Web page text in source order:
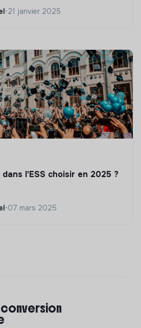
•21 janvier 2025
l'ESS choisir en 2025 ?
•07 mars 2025